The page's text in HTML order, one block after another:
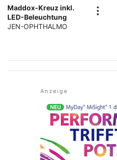
Maddox-Kreuz inkl.
LED-Beleuchtung
JEN-OPHTHALMO